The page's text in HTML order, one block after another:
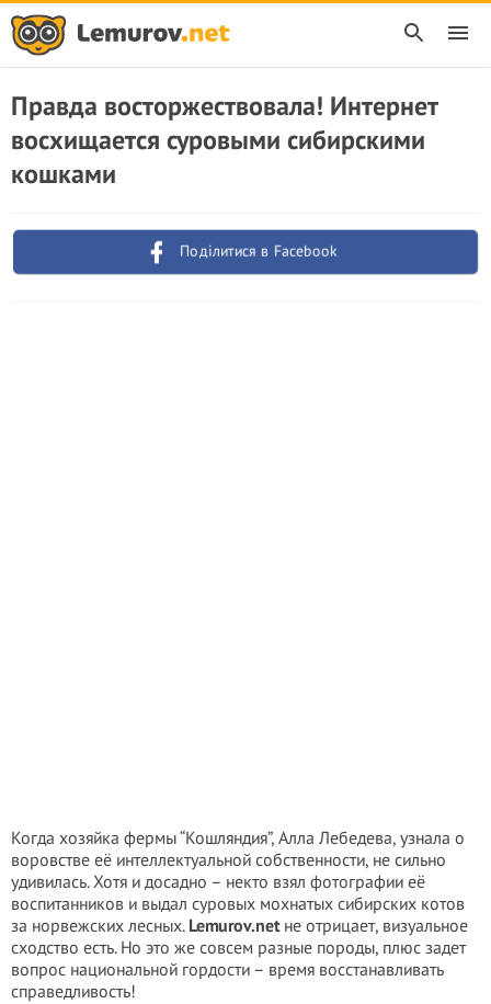
Правда восторжествовала! Интернет
восхищается суровыми сибирскими
кошками
Поділитися в Facebook
Когда хозяйка фермы “Кошляндия”, Алла Лебедева, узнала о
воровстве её интеллектуальной собственности, не сильно
удивилась. Хотя и досадно – некто взял фотографии её
воспитанников и выдал суровых мохнатых сибирских котов
за норвежских лесных. Lemurov.netне отрицает, визуальное
сходство есть. Но это же совсем разные породы, плюс задет
вопрос национальной гордости – время восстанавливать
справедливость!